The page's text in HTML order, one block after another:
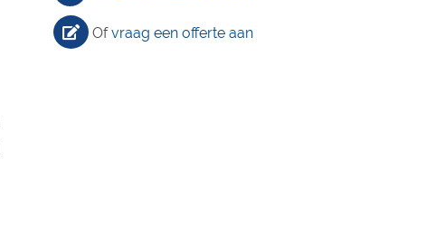
Ofvraag een offerte aan